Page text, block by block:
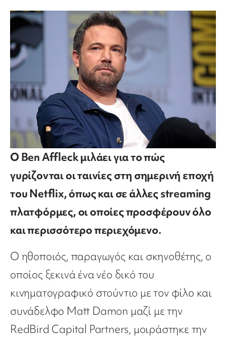
Ο Ben Affleck μιλάει για το πώς
γυρίζονται οι ταινίες στη σημερινή εποχή
του Netflix, όπως και σε άλλες streaming
πλατφόρμες, οι οποίες προσφέρουν όλο
και περισσότερο περιεχόμενο.
Ο ηθοποιός, παραγωγός και σκηνοθέτης, ο
οποίος ξεκινά ένα νέο δικό του
κινηματογραφικό στούντιο με τον φίλο και
συνάδελφο Matt Damon μαζί με την
RedBird Capital Partners, μοιράστηκε την